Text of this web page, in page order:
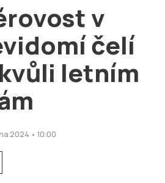
v
čelí
letním
2024 • 10:00